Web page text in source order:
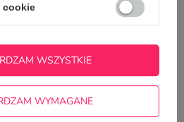
zamówienia i dokonanie płatności.
oraz informacje o
Masz pytania?
pytania i
ZADAJ PYTANIE
cookie
WYMAGANE
WSZYSTKIE